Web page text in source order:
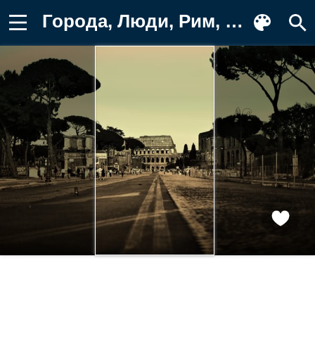
Города, Люди, Рим, Деревья, Колизей Картинка